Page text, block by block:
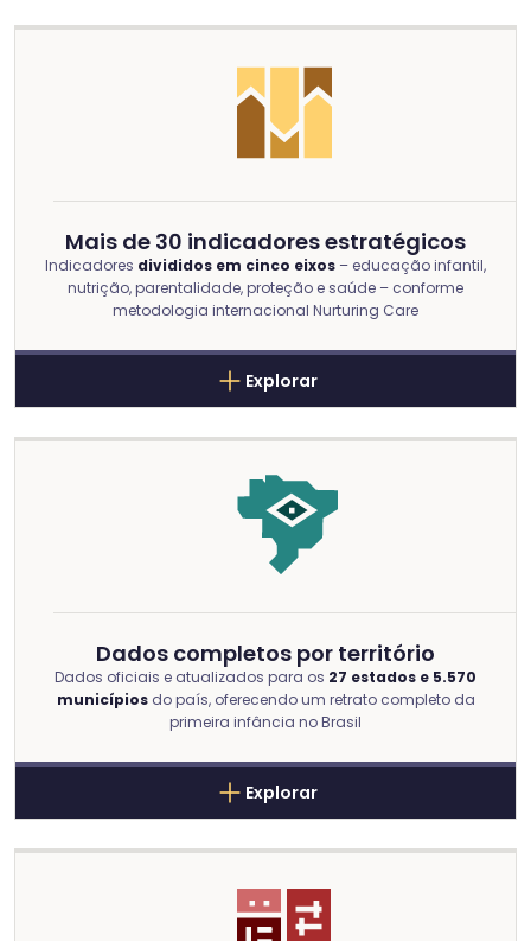
Mais de 30 indicadores estratégicos
Indicadores divididos em cinco eixos – educação infantil,
nutrição, parentalidade, proteção e saúde – conforme
metodologia internacional Nurturing Care
Explorar
Dados completos por território
Dados oficiais e atualizados para os 27 estados e 5.570
municípiosdo país, oferecendo um retrato completo da
primeira infância no Brasil
Explorar